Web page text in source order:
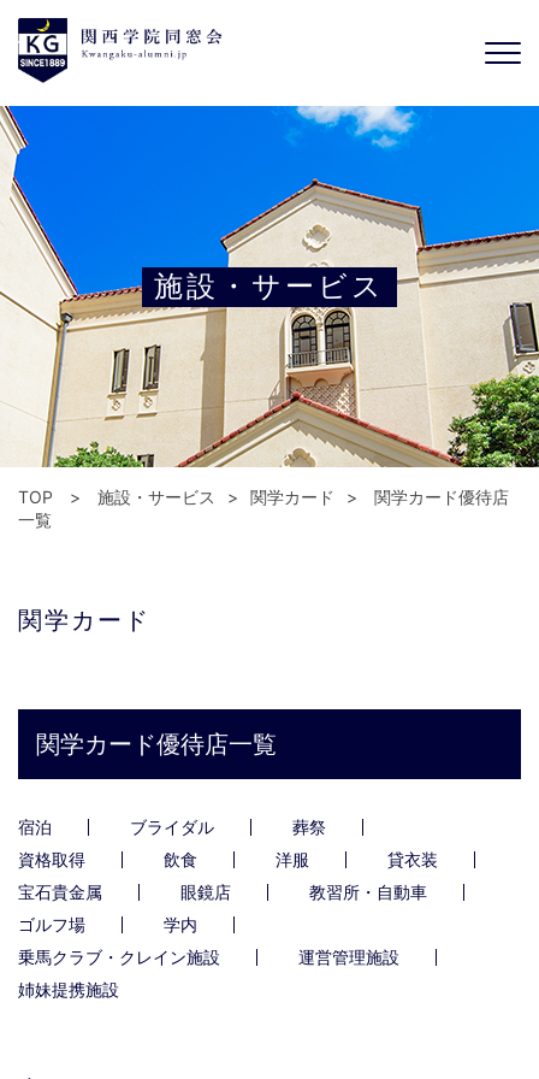
施設・サービス
TOP 施設・サービス 関学カード
関学カード優待店
一覧
関学カード
関学カード優待店一覧
宿泊 ブライダル
葬祭
資格取得
飲食 洋服
貸衣装
宝石貴金属
眼鏡店
教習所・自動車
ゴルフ場
学内
乗馬クラブ・クレイン施設
運営管理施設
姉妹提携施設